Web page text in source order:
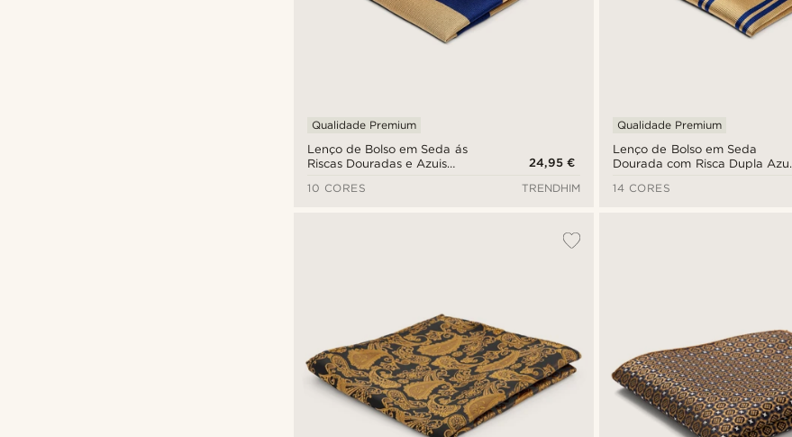
Lenço de Bolso em Seda ás
Riscas Douradas e Azuis
Qualidade Premium
24,95 €
10 CORES
TRENDHIM
Lenço de Bolso em Seda
Dourada com Risca Dupla Azul
Qualidade Premium
14 CORES